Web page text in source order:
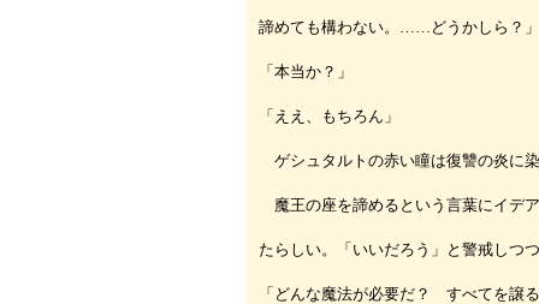
諦めても構わない。……どうかしら？」
「本当か？」
「ええ、もちろん」
ゲシュタルトの赤い瞳は復讐の炎に
魔王の座を諦めるという言葉にイデ
たらしい。「いいだろう」と警戒しつ
「どんな魔法が必要だ？ すべてを譲